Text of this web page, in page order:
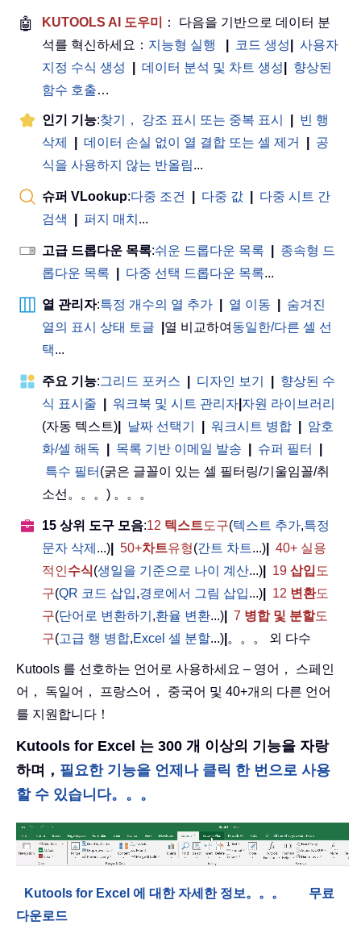
🤖 KUTOOLS AI 도우미
： 다음을 기반으로 데이터 분
석를 혁신하세요： 지능형 실행 코드 생성
사용자
지정 수식 생성
데이터 분석 및 차트 생성
향상된
함수 호출…
인기 기능:찾기， 강조 표시 또는 중복 표시
빈 행
삭제
데이터 손실 없이 열 결합 또는 셀 제거
공
식을 사용하지 않는 반올림...
슈퍼 VLookup:다중 조건 다중 값
다중 시트 간
검색
퍼지 매치 ...
고급 드롭다운 목록:쉬운 드롭다운 목록
종속형 드
롭다운 목록
다중 선택 드롭다운 목록...
열 관리자:특정 개수의 열 추가 열 이동
숨겨진
열의 표시 상태 토글
열 비교하여 동일한/다른 셀 선
택...
주요 기능:그리드 포커스 디자인 보기
향상된 수
식 표시줄
워크북 및 시트 관리자 자원 라이브러리
(자동 텍스트)
날짜 선택기 워크시트 병합
암호
화/셀 해독
목록 기반 이메일 발송 슈퍼 필터
특수 필터 (굵은 글꼴이 있는 셀 필터링/기울임꼴/취
소선。。。) 。。。
15 상위 도구 모음:12 텍스트도구(텍스트 추가,특정
문자 삭제 ...) 50+차트유형(간트 차트...)
40+ 실용
적인수식(생일을 기준으로 나이 계산...) 19 삽입 도
구(QR 코드 삽입,경로에서 그림 삽입...) 12 변환도
구(단어로 변환하기 ,환율 변환...) 7 병합 및 분할도
구(고급 행 병합,Excel 셀 분할...) 。。。 외 다수
Kutools 를 선호하는 언어로 사용하세요 – 영어， 스페인
어， 독일어， 프랑스어， 중국어 및 40+개의 다른 언어
를 지원합니다！
Kutools for Excel 는 300 개 이상의 기능을 자랑
하며， 필요한 기능을 언제나 클릭 한 번으로 사용
할 수 있습니다。。。
Kutools for Excel 에 대한 자세한 정보。。。
무료
다운로드